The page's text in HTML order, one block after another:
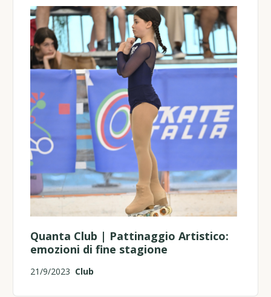
Quanta Club | Pattinaggio Artistico:
emozioni di fine stagione
21/9/2023 Club